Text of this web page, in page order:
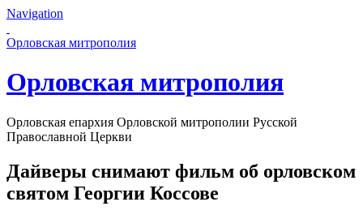
Navigation
Орловская митрополия
Орловская митрополия
Орловская епархия Орловской митрополии Русской
Православной Церкви
Дайверы снимают фильм об орловском
святом Георгии Коссове